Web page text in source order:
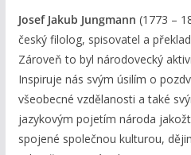
Josef Jakub Jungmann (1773 –
český filolog, spisovatel a
Zároveň to byl národovecký
Inspiruje nás svým úsilím o
všeobecné vzdělanosti a také
jazykovým pojetím národa
spojené společnou kulturou,